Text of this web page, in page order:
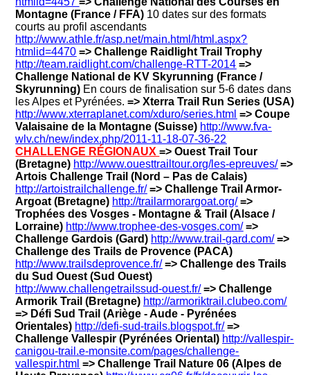
Montagne (France / FFA) 10 dates sur des formats
courts au profil ascendants
http://www.athle.fr/asp.net/main.html/html.aspx?
htmlid=4470 => Challenge Raidlight Trail Trophy
http://team.raidlight.com/challenge-RTT-2014 =>
Challenge National de KV Skyrunning (France /
Skyrunning) En cours de finalisation sur 5-6 dates dans
les Alpes et Pyrénées.=> Xterra Trail Run Series (USA)
http://www.xterraplanet.com/xduro/series.html => Coupe
Valaisaine de la Montagne (Suisse) http://www.fva-
wlv.ch/new/index.php/2011-11-18-07-36-22
CHALLENGE RÉGIONAUX=> Ouest Trail Tour
(Bretagne) http://www.ouesttrailtour.org/les-epreuves/ =>
Artois Challenge Trail (Nord – Pas de Calais)
http://artoistrailchallenge.fr/ => Challenge Trail Armor-
Argoat (Bretagne) http://trailarmorargoat.org/ =>
Trophées des Vosges - Montagne & Trail (Alsace /
Lorraine) http://www.trophee-des-vosges.com/ =>
Challenge Gardois (Gard) http://www.trail-gard.com/ =>
Challenge des Trails de Provence (PACA)
http://www.trailsdeprovence.fr/ => Challenge des Trails
du Sud Ouest (Sud Ouest)
http://www.challengetrailssud-ouest.fr/ => Challenge
Armorik Trail (Bretagne) http://armoriktrail.clubeo.com/
=> Défi Sud Trail (Ariège - Aude - Pyrénées
Orientales) http://defi-sud-trails.blogspot.fr/ =>
Challenge Vallespir (Pyrénées Oriental) http://vallespir-
canigou-trail.e-monsite.com/pages/challenge-
vallespir.html => Challenge Trail Nature 06 (Alpes de